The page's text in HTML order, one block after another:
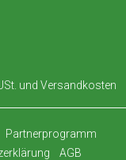
und Versandkosten
Partnerprogramm
AGB